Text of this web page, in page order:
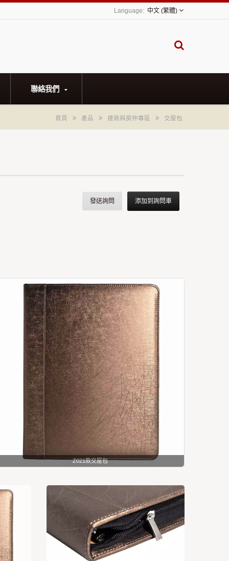
中文 (繁體)
聯絡我們
首頁 產品 建商與房仲專區 交屋包
發送詢問 添加到詢問車
Z021款交屋包